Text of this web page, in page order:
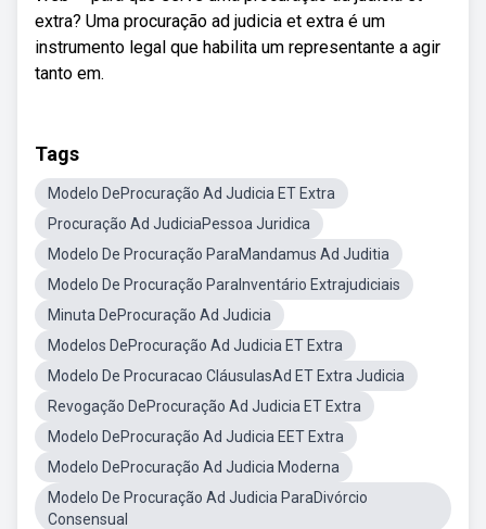
extra? Uma procuração ad judicia et extra é um
instrumento legal que habilita um representante a agir
tanto em.
Tags
Modelo DeProcuração Ad Judicia ET Extra
Procuração Ad JudiciaPessoa Juridica
Modelo De Procuração ParaMandamus Ad Juditia
Modelo De Procuração ParaInventário Extrajudiciais
Minuta DeProcuração Ad Judicia
Modelos DeProcuração Ad Judicia ET Extra
Modelo De Procuracao CláusulasAd ET Extra Judicia
Revogação DeProcuração Ad Judicia ET Extra
Modelo DeProcuração Ad Judicia EET Extra
Modelo DeProcuração Ad Judicia Moderna
Modelo De Procuração Ad Judicia ParaDivórcio
Consensual